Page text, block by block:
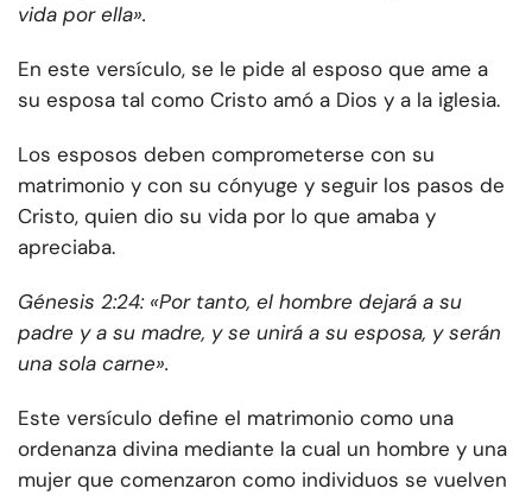
vida por ella».
En este versículo, se le pide al esposo que ame a
su esposa tal como Cristo amó a Dios y a la iglesia.
Los esposos deben comprometerse con su
matrimonio y con su cónyuge y seguir los pasos de
Cristo, quien dio su vida por lo que amaba y
apreciaba.
Génesis 2:24: «Por tanto, el hombre dejará a su
padre y a su madre, y se unirá a su esposa, y serán
una sola carne».
Este versículo define el matrimonio como una
ordenanza divina mediante la cual un hombre y una
mujer que comenzaron como individuos se vuelven